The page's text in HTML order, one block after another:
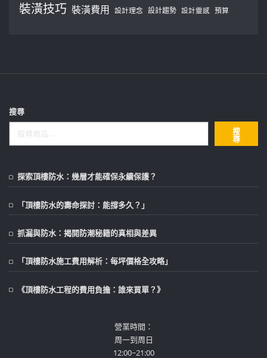
裝潢技巧 裝潢費用 設計理念 設計趨勢 設計靈感 預算
搜尋
搜
尋
探索頂樓防水：幾層才能確保永續保護？
「頂樓防水的壽命探討：能撐多久？」
抓漏與防水：揭開防潮秘籍的真相與差異
「頂樓防水施工費用解析：每坪價格全攻略」
《頂樓防水工程的費用負擔：誰來買單？》
營業時間：
周一到周日
12:00~21:00